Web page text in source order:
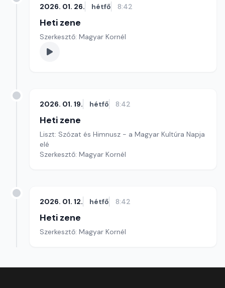
2026. 01. 26. hétfő 8:42
Heti zene
Szerkesztő: Magyar Kornél
2026. 01. 19. hétfő 8:42
Heti zene
Liszt: Szózat és Himnusz - a Magyar Kultúra Napja
elé
Szerkesztő: Magyar Kornél
2026. 01. 12. hétfő 8:42
Heti zene
Szerkesztő: Magyar Kornél